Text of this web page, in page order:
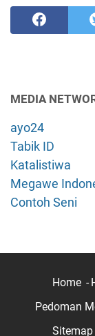
MEDIA
ayo24
Tabik ID
Katalistiwa
Megawe
Contoh Seni
Home
Pedoman
Sitemap